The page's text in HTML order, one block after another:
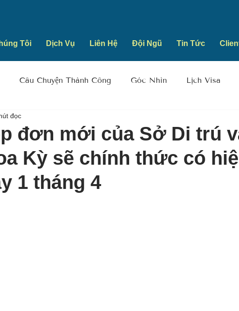
Tôi Dịch Vụ Liên Hệ Đội Ngũ Tin Tức
Câu Chuyện Thành Công Góc Nhìn Lịch Visa
đơn mới của Sở Di trú
Kỳ sẽ chính thức có
1 tháng 4
đọc